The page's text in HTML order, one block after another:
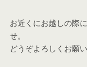
お近くにお越しの際
せ。
どうぞよろしくお願